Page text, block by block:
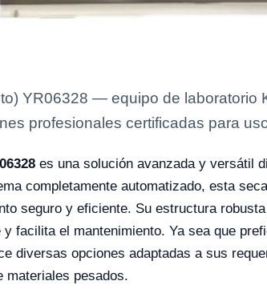
YR06328 — equipo de laboratorio
profesionales certificadas para
es una solución avanzada y versátil
completamente automatizado, esta
seguro y eficiente. Su estructura
facilita el mantenimiento. Ya sea que
diversas opciones adaptadas a sus
materiales pesados.